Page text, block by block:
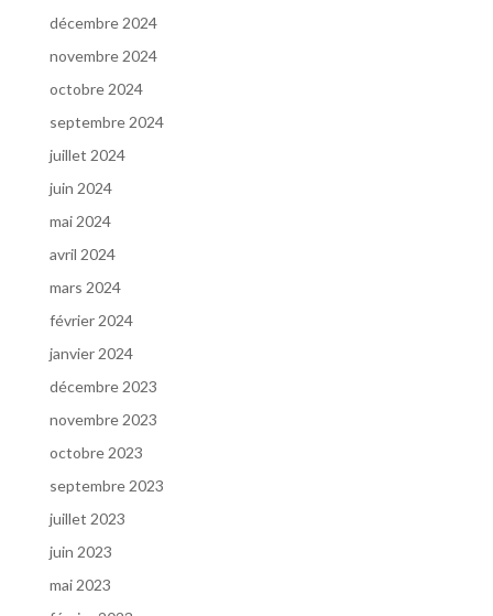
décembre 2024
novembre 2024
octobre 2024
septembre 2024
juillet 2024
juin 2024
mai 2024
avril 2024
mars 2024
février 2024
janvier 2024
décembre 2023
novembre 2023
octobre 2023
septembre 2023
juillet 2023
juin 2023
mai 2023